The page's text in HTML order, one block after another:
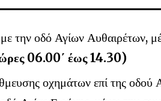
την οδό Αγίων Αυθαιρέτων,
06.00΄ έως 14.30)
οχημάτων επί της οδού